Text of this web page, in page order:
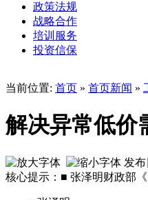
政策法规
战略合作
培训服务
投资信保
当前位置: 首页 » 首页新闻 »
解决异常低价
发布
核心提示：■ 张泽明财政部